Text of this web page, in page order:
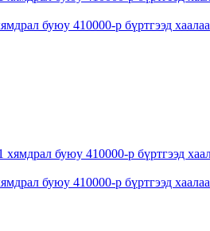
буюу 410000-р бүртгээд хаалаа
буюу 410000-р бүртгээд хаалаа